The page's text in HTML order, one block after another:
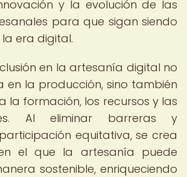
y la evolución de las
para que sigan siendo
era digital.
en la artesanía digital no
en la producción, sino también
la formación, los recursos y las
Al eliminar barreras y
equitativa, se crea
el que la artesanía puede
sostenible, enriqueciendo